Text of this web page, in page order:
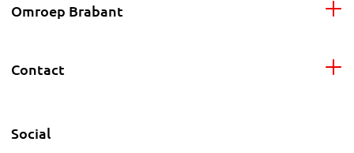
Omroep Brabant
Contact
Social